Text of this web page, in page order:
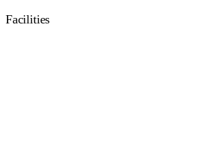
Facilities